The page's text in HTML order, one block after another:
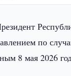
по
8 мая 2026